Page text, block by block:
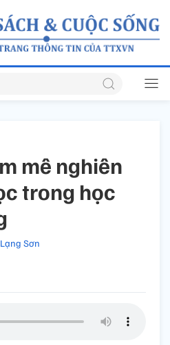
mê nghiên
trong học
Lạng Sơn